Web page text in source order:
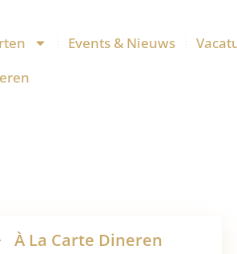
Events & Nieuws
À La Carte Dineren